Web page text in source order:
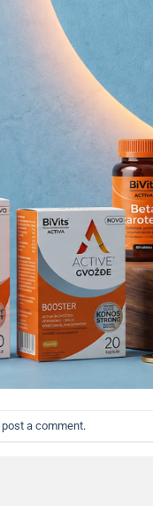
post a comment.